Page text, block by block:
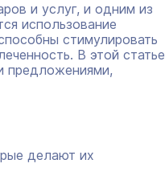
и услуг, и одним из
использование
стимулировать
В этой статье
предложениями,
делают их